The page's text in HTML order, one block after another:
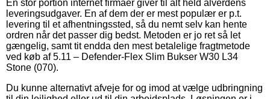
En stor portion internet firmaer giver til alt held alverdens
leveringsudgaver. En af dem der er mest populær er p.t.
levering til et afhentningssted, så du nemt selv kan hente
ordren når det passer dig bedst. Metoden er jo ret så let
gængelig, samt tit endda den mest betalelige fragtmetode
ved køb af 5.11 – Defender-Flex Slim Bukser W30 L34
Stone (070).
Du kunne alternativt afveje for og imod at vælge udbringning